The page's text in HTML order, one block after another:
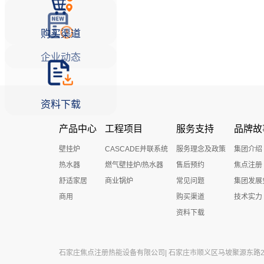
购买渠道
资料下载
企业动态
产品中心
壁挂炉
热水器
舒适家居
商用
工程项目
CASCADE并联系统
燃气壁挂炉/热水器
商业锅炉
服务支持
服务理念及政策
售后预约
常见问题
购买渠道
资料下载
品牌故
集团介绍
焦点注册
集团发展
技术实力
石家庄焦点注册热能设备有限公司| 石家庄市顺义区马坡聚源东